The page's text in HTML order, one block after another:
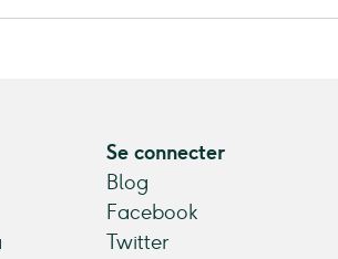
Se connecter
Blog
Facebook
Twitter